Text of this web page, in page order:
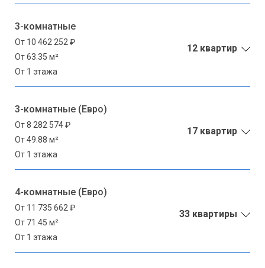
3-комнатные
От 10 462 252 ₽
От 63.35 м²
От 1 этажа
12 квартир
3-комнатные (Евро)
От 8 282 574 ₽
От 49.88 м²
От 1 этажа
17 квартир
4-комнатные (Евро)
От 11 735 662 ₽
От 71.45 м²
От 1 этажа
33 квартиры